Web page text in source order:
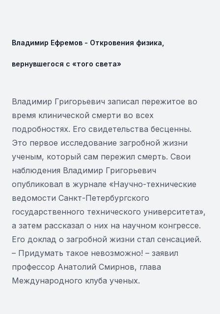
Владимир Ефремов - Откровения физика,
вернувшегося с «того света»
Владимир Григорьевич записал пережитое во
время клинической смерти во всех
подробностях. Его свидетельства бесценны.
Это первое исследование загробной жизни
ученым, который сам пережил смерть. Свои
наблюдения Владимир Григорьевич
опубликовал в журнале «Научно-технические
ведомости Санкт-Петербургского
государственного технического университета»,
а затем рассказал о них на научном конгрессе.
Его доклад о загробной жизни стал сенсацией.
– Придумать такое невозможно! – заявил
профессор Анатолий Смирнов, глава
Международного клуба ученых.